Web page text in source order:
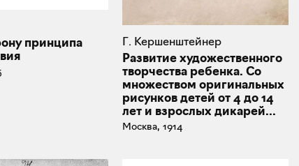
принципа
Г. Кершенштейнер
Развитие художественного
творчества ребенка. Со
множеством оригинальных
рисунков детей от 4 до 14
лет и взрослых дикарей...
Москва, 1914